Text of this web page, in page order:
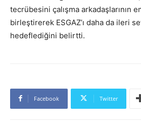
tecrübesini çalışma arkadaşlarının
birleştirerek ESGAZ’ı daha da ileri
hedeflediğini belirtti.
Facebook Twitter